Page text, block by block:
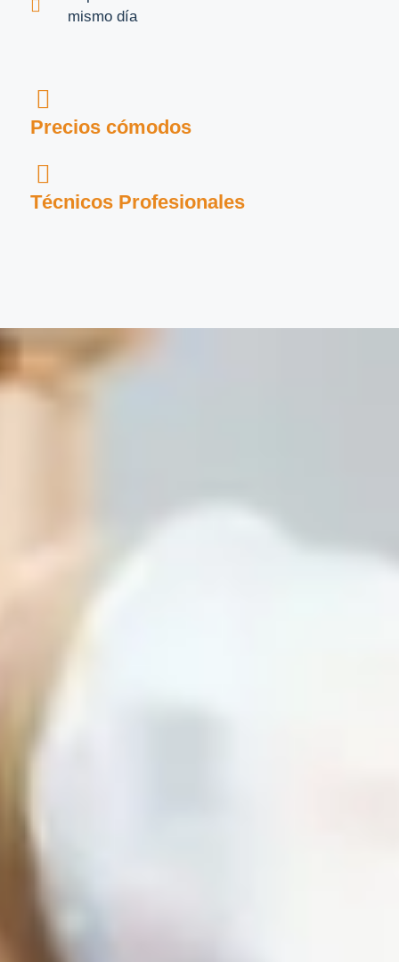
mismo día
Precios cómodos
Técnicos Profesionales